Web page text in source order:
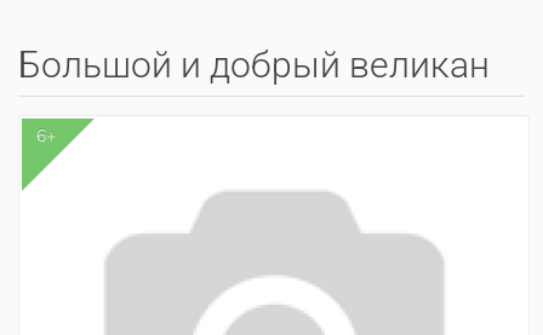
Большой и добрый великан
6+